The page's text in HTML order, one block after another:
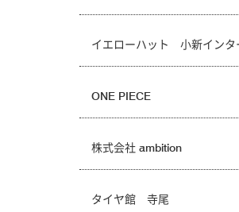
イエローハット 小新インタ
ONE PIECE
株式会社 ambition
タイヤ館 寺尾